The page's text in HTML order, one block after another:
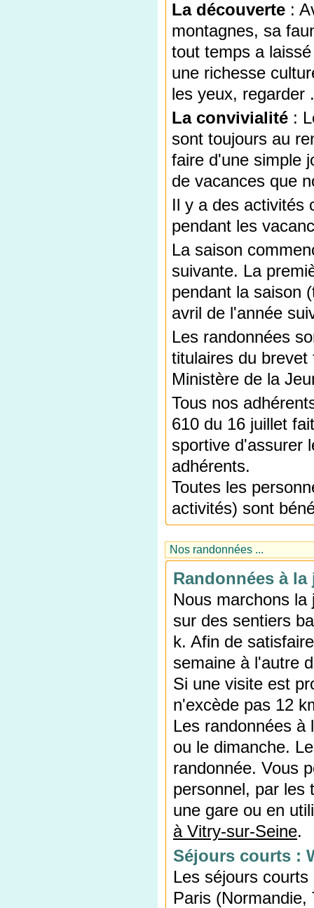
La découverte :
montagnes, sa
tout temps a
une richesse
les yeux, regarder
La convivialité :
sont toujours au
faire d'une simple
de vacances que
Il y a des activités
pendant les
La saison
suivante. La
pendant la saison
avril de l'année
Les randonnées
titulaires du brevet
Ministère de la
Tous nos
610 du 16 juillet
sportive d'assurer
adhérents.
Toutes les
activités) sont
Nos randonnées ...
Randonnées à la
Nous marchons
sur des sentiers
k. Afin de
semaine à l'autre
Si une visite est
n'excède pas 12
Les randonnées à
ou le dimanche.
randonnée. Vous
personnel, par les
une gare ou en
à Vitry-sur-Seine.
Séjours courts :
Les séjours
Paris